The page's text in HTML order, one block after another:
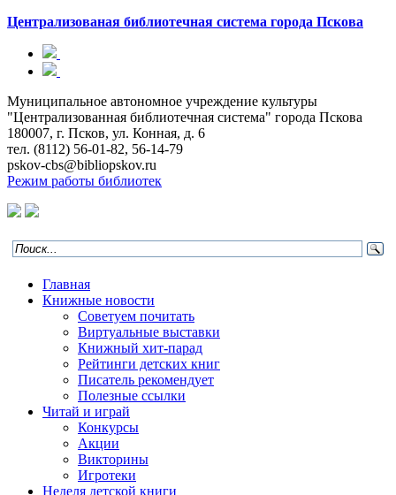
Централизованая библиотечная система города Пскова
Муниципальное автономное учреждение культуры
"Централизованная библиотечная система" города Пскова
180007, г. Псков, ул. Конная, д. 6
тел. (8112) 56-01-82, 56-14-79
pskov-cbs@bibliopskov.ru
Режим работы библиотек
Главная
Книжные новости
Советуем почитать
Виртуальные выставки
Книжный хит-парад
Рейтинги детских книг
Писатель рекомендует
Полезные ссылки
Читай и играй
Конкурсы
Акции
Викторины
Игротеки
Неделя детской книги